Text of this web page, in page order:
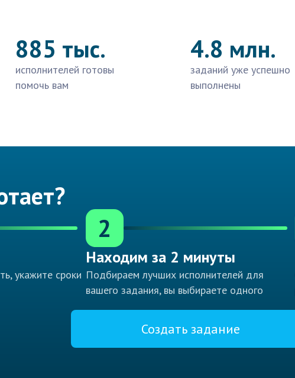
885 тыс.
исполнителей готовы
помочь вам
4.8 млн.
заданий уже успешно
выполнены
укажите сроки
2
Находим за 2 минуты
Подбираем лучших исполнителей для
вашего задания, вы выбираете одного
Создать задание